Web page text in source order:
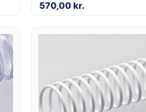
570,00 kr.